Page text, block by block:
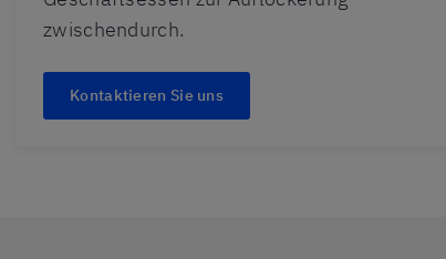
zwischendurch.
Kontaktieren Sie uns